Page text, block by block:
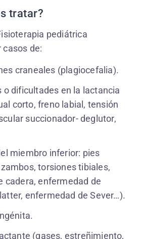
tratar?
pediátrica
de:
craneales (plagiocefalia).
o dificultades en la lactancia
corto, freno labial, tensión
succionador- deglutor,
miembro inferior: pies
torsiones tibiales,
cadera, enfermedad de
enfermedad de Sever…).
(gases, estreñimiento,